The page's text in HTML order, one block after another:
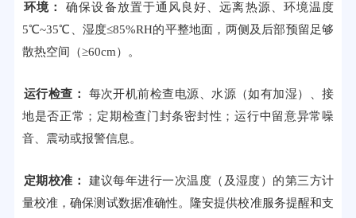
环境：
确保设备放置于通风良好、远离热源、环境温度
5℃~35℃、湿度≤85%RH的平整地面，两侧及后部预留足够
散热空间（≥60cm）。
运行检查：
每次开机前检查电源、水源（如有加湿）、接
地是否正常；定期检查门封条密封性；运行中留意异常噪
音、震动或报警信息。
定期校准：
建议每年进行一次温度（及湿度）的第三方计
量校准，确保测试数据准确性。隆安提供校准服务提醒和支